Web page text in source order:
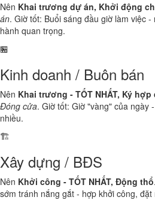
Nên Khai trương dự án, Khởi động
án. Giờ tốt: Buổi sáng đầu giờ làm việc
hành quan trọng.
🏪
Kinh doanh / Buôn bán
Nên Khai trương - TỐT NHẤT, Ký
Đóng cửa. Giờ tốt: Giờ "vàng" của ngày
nhiều.
🏗️
Xây dựng / BĐS
Nên Khởi công - TỐT NHẤT, Động thổ
sớm tránh nắng gắt - hợp khởi công, đặt